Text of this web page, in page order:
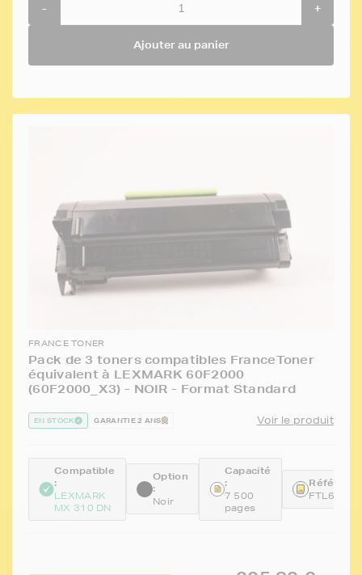
- +
Ajouter au panier
FRANCE TONER
Pack de 3 toners compatibles FranceToner
équivalent à LEXMARK 60F2000
(60F2000_X3) - NOIR - Format Standard
EN STOCK GARANTIE 2 ANS Voir le produit
Compatible
:
LEXMARK
MX 310 DN
Option
:
Noir
Capacité
:
7 500
pages